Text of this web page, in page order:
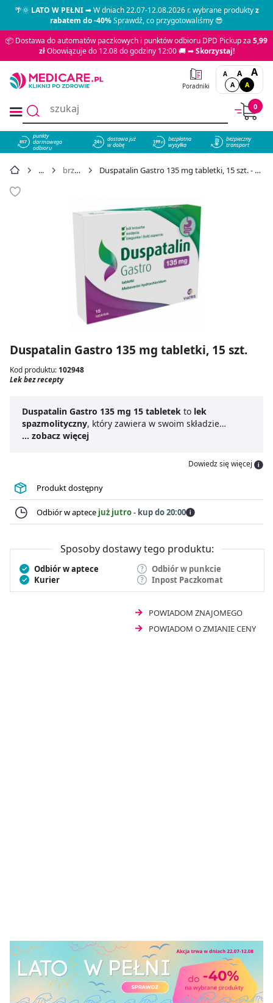
🌴🌞LATO W PEŁNI➡ W dniach 22.07-12.08.2026 r. wybrane produktyz
rabatem do -40%Sprawdź, co przygotowaliśmy 😎
📦 Dostawa do automatów paczkowych i punktów odbioru DPD Pickup za 5,99
złObowiązuje do 12.08 do godziny 12:00 🚚 ➡Skorzystaj!
Poradniki
A A A
A A
0
857
punkty
darmowego
odbioru
dostawa już
w dobę
bezpłatna
wysyłka
bezpieczny
transport
brzuch Duspatalin Gastro 135 mg tabletki, 15 szt. - cena 11,49 zł
Duspatalin Gastro 135 mg tabletki, 15 szt.
Kod produktu: 102948
Lek bez recepty
Duspatalin Gastro 135 mg 15 tabletek to lek
spazmolityczny, który zawiera w swoim składzie
mebeweryny chlorowodorek. Substancja czynna działa
stosuje się w leczeniu objawów bólu
brzucha lub dyskomfortu w jamie brzusznej, którym
mogą towarzyszyć zaparcia lub biegunka. Lek należy
przyjmować około 20 minut przed planowanym
posiłkiem. Produkt leczniczyDuspatalin Gastro 135 mg
15 tabletek
jest dostępny bez recepty i może być
roku życia. Nie należy stosować leku dłużej niż 5 dni
bez konsultacji z lekarzem.
... zobacz więcej
Dowiedz się więcej
Produkt dostępny
Odbiór w aptece już jutro- kup do 20:00
Sposoby dostawy tego produktu:
Odbiór w aptece
Odbiór w punkcie
Kurier
Inpost Paczkomat
POWIADOM ZNAJOMEGO
POWIADOM O ZMIANIE CENY